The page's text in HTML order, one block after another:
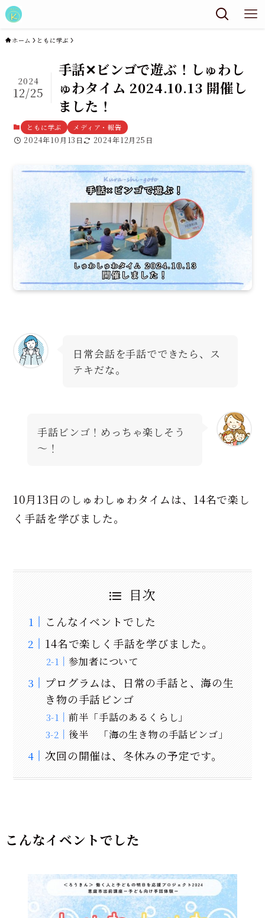
ホーム ともに学ぶ
手話✕ビンゴで遊ぶ！しゅわし
ゅわタイム 2024.10.13 開催し
ました！
2024
12/25
ともに学ぶ メディア・報告
2024年10月13日 2024年12月25日
日常会話を手話でできたら、ス
テキだな。
手話ビンゴ！めっちゃ楽しそう
～！
10月13日のしゅわしゅわタイムは、14名で楽し
く手話を学びました。
目次
こんなイベントでした
14名で楽しく手話を学びました。
参加者について
プログラムは、日常の手話と、海の生
き物の手話ビンゴ
前半「手話のあるくらし」
後半 「海の生き物の手話ビンゴ」
次回の開催は、冬休みの予定です。
こんなイベントでした